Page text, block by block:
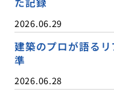
2026.06.29
建築のプロが語る
準
2026.06.28